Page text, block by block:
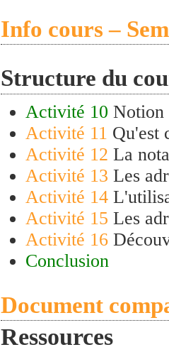
Info cours –
Structure du
Activité 10 Notion
Activité 11 Qu'est
Activité 12 La
Activité 13 Les
Activité 14
Activité 15 Les
Activité 16
Conclusion
Document
Ressources